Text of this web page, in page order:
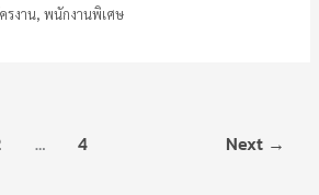
รงาน, พนักงานพิเศษ
… 4 Next →